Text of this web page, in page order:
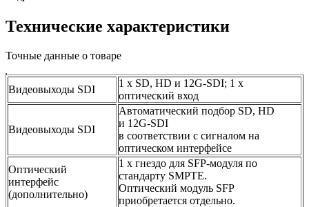
Технические характеристики
Точные данные о товаре
Видеовыходы SDI
1 x SD, HD и 12G‑SDI; 1 x
оптический вход
Видеовыходы SDI
Автоматический подбор SD, HD
и 12G‑SDI
в соответствии с сигналом на
оптическом интерфейсе
Оптический
интерфейс
(дополнительно)
1 х гнездо для SFP-модуля по
стандарту SMPTE.
Оптический модуль SFP
приобретается отдельно.